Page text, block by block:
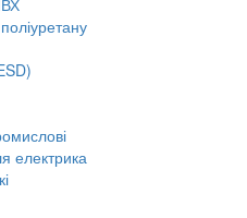
електрика